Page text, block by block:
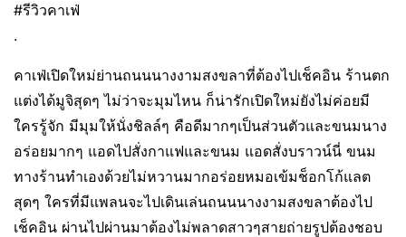
#รีวิวคาเฟ่
.
คาเฟ่เปิดใหม่ย่านถนนนางงามสงขลาที่ต้องไปเช็คอิน ร้านตก
แต่งได้มูจิสุดๆ ไม่ว่าจะมุมไหน ก็น่ารักเปิดใหม่ยังไม่ค่อยมี
ใครรู้จัก มีมุมให้นั่งชิลล์ๆ คือดีมากๆเป็นส่วนตัวและขนมนาง
อร่อยมากๆ แอดไปสั่งกาแฟและขนม แอดสั่งบราวน์นี่ ขนม
ทางร้านทำเองด้วยไม่หวานมากอร่อยหมอเข้มช็อกโก้แลต
สุดๆ ใครที่มีแพลนจะไปเดินเล่นถนนนางงามสงขลาต้องไป
เช็คอิน ผ่านไปผ่านมาต้องไม่พลาดสาวๆสายถ่ายรูปต้องชอบ